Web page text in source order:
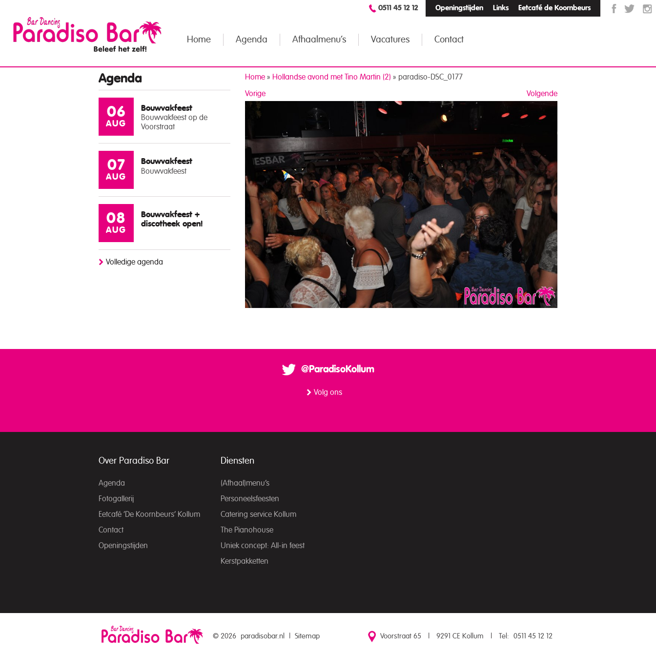
Openingstijden Links Eetcafé de Koornbeurs
0511 45 12 12
Home Agenda Afhaalmenu’s Vacatures Contact
Agenda
06
AUG
Bouwvakfeest
Bouwvakfeest op de
Voorstraat
07
AUG
Bouwvakfeest
Bouwvakfeest
08
AUG
Bouwvakfeest +
discotheek open!
Volledige agenda
Home » Hollandse avond met Tino Martin (2) » paradiso-DSC_0177
Volgende
Vorige
@ParadisoKollum
Volg ons
Over Paradiso Bar
Agenda
Fotogallerij
Eetcafé ‘De Koornbeurs’ Kollum
Contact
Openingstijden
Diensten
(Afhaal)menu’s
Personeelsfeesten
Catering service Kollum
The Pianohouse
Uniek concept: All-in feest
Kerstpakketten
© 2026 paradisobar.nl Sitemap Voorstraat 65 9291 CE Kollum Tel: 0511 45 12 12